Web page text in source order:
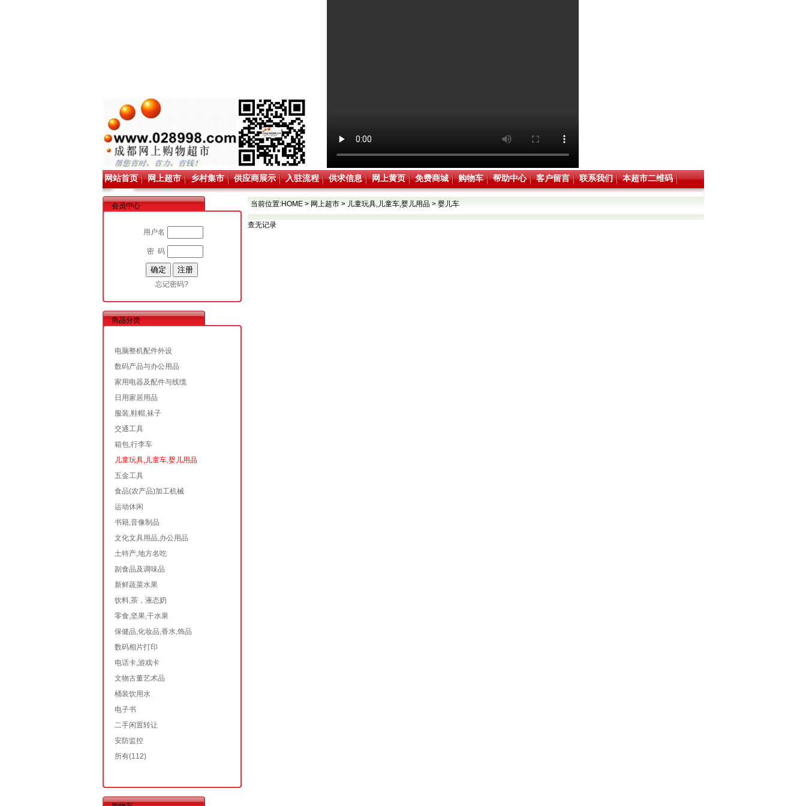
网站首页 网上超市 乡村集市 供应商展示 入驻流程 供求信息 网上黄页 免费商城 购物车 帮助中心 客户留言 联系我们 本超市二维码
会员中心
用户名
密 码
忘记密码?
商品分类
电脑整机配件外设
数码产品与办公用品
家用电器及配件与线缆
日用家居用品
服装,鞋帽,袜子
交通工具
箱包,行李车
儿童玩具,儿童车,婴儿用品
五金工具
食品(农产品)加工机械
运动休闲
书籍,音像制品
文化文具用品,办公用品
土特产,地方名吃
副食品及调味品
新鲜蔬菜水果
饮料,茶，液态奶
零食,坚果,干水果
保健品,化妆品,香水,饰品
数码相片打印
电话卡,游戏卡
文物古董艺术品
桶装饮用水
电子书
二手闲置转让
安防监控
所有(112)
当前位置:HOME> 网上超市> 儿童玩具,儿童车,婴儿用品> 婴儿车
查无记录